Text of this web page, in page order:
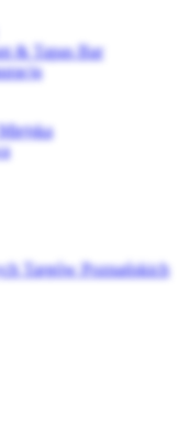
& Tapas Bar
Targów Poznańskich